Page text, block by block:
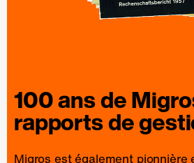
100 ans de
rapportsde
Migros est également pionnière